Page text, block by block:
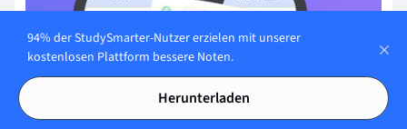
94% der StudySmarter-Nutzer erzielen mit unserer
kostenlosen Plattform bessere Noten.
Herunterladen